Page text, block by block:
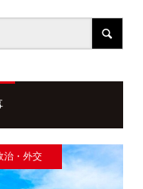
治・外交